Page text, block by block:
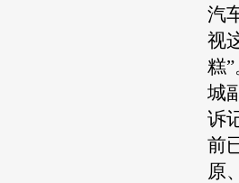
汽
视
糕
城
诉
前
原